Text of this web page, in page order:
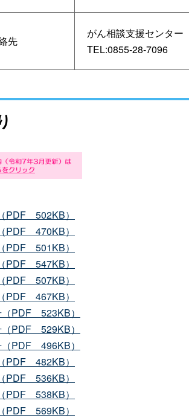
先
がん相談支援センター
TEL:0855-28-7096
PDF 502KB）
PDF 470KB）
PDF 501KB）
PDF 547KB）
PDF 507KB）
PDF 467KB）
PDF 523KB）
PDF 529KB）
PDF 496KB）
PDF 482KB）
PDF 536KB）
PDF 538KB）
PDF 569KB）